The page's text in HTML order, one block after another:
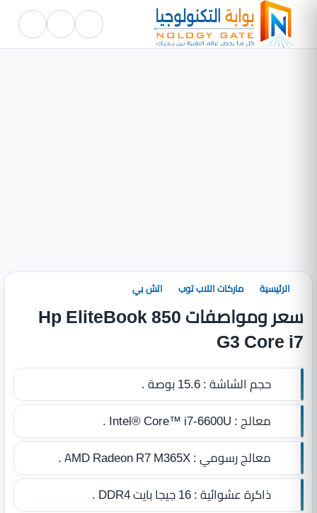
الرئيسية ماركات اللاب توب اتش بي
سعر ومواصفات Hp EliteBook 850
G3 Core i7
حجم الشاشة :15.6 بوصة .
معالج :Intel® Core™ i7-6600U .
معالج رسومي :AMD Radeon R7 M365X .
ذاكرة عشوائية :16 جيجا بايت DDR4 .